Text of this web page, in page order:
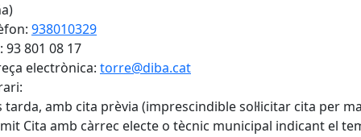
938010329
93 801 08 17
electrònica: torre@diba.cat
tarda, amb cita prèvia (imprescindible sol·licitar cita per
Cita amb càrrec electe o tècnic municipal indicant el